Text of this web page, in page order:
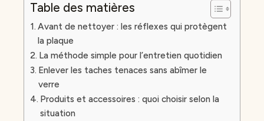
Table des matières
Avant de nettoyer : les réflexes qui protègent
la plaque
La méthode simple pour l’entretien quotidien
Enlever les taches tenaces sans abîmer le
verre
Produits et accessoires : quoi choisir selon la
situation